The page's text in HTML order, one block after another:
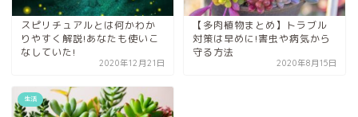
スピリチュアルとは何かわか
りやすく解説!あなたも使いこ
なしていた!
2020年12月21日
【多肉植物まとめ】トラブル
対策は早めに!害虫や病気から
守る方法
2020年8月15日
生活